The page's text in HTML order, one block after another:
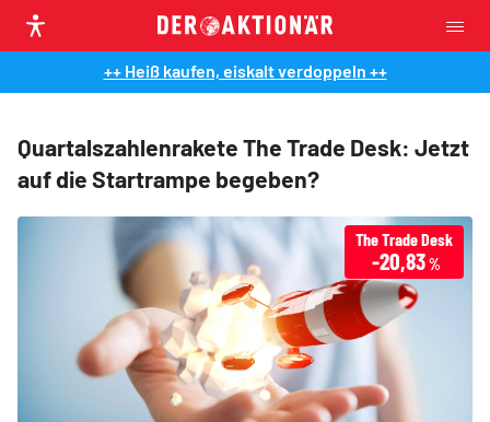
++ Heiß kaufen, eiskalt verdoppeln ++
Quartalszahlenrakete The Trade Desk: Jetzt
auf die Startrampe begeben?
The Trade Desk
-20,83%